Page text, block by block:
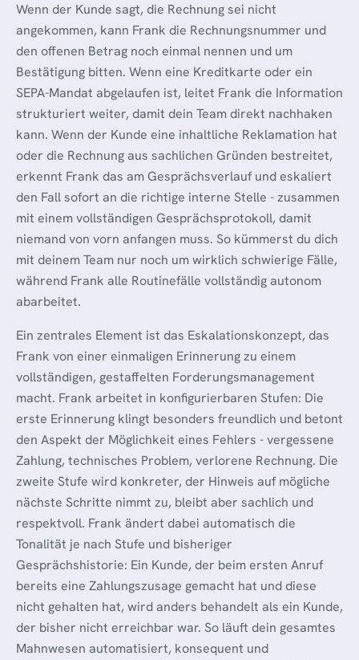
Wenn der Kunde sagt, die Rechnung sei nicht
angekommen, kann Frank die Rechnungsnummer und
den offenen Betrag noch einmal nennen und um
Bestätigung bitten. Wenn eine Kreditkarte oder ein
SEPA-Mandat abgelaufen ist, leitet Frank die Information
strukturiert weiter, damit dein Team direkt nachhaken
kann. Wenn der Kunde eine inhaltliche Reklamation hat
oder die Rechnung aus sachlichen Gründen bestreitet,
erkennt Frank das am Gesprächsverlauf und eskaliert
den Fall sofort an die richtige interne Stelle - zusammen
mit einem vollständigen Gesprächsprotokoll, damit
niemand von vorn anfangen muss. So kümmerst du dich
mit deinem Team nur noch um wirklich schwierige Fälle,
während Frank alle Routinefälle vollständig autonom
abarbeitet.
Ein zentrales Element ist das Eskalationskonzept, das
Frank von einer einmaligen Erinnerung zu einem
vollständigen, gestaffelten Forderungsmanagement
macht. Frank arbeitet in konfigurierbaren Stufen: Die
erste Erinnerung klingt besonders freundlich und betont
den Aspekt der Möglichkeit eines Fehlers - vergessene
Zahlung, technisches Problem, verlorene Rechnung. Die
zweite Stufe wird konkreter, der Hinweis auf mögliche
nächste Schritte nimmt zu, bleibt aber sachlich und
respektvoll. Frank ändert dabei automatisch die
Tonalität je nach Stufe und bisheriger
Gesprächshistorie: Ein Kunde, der beim ersten Anruf
bereits eine Zahlungszusage gemacht hat und diese
nicht gehalten hat, wird anders behandelt als ein Kunde,
der bisher nicht erreichbar war. So läuft dein gesamtes
Mahnwesen automatisiert, konsequent und